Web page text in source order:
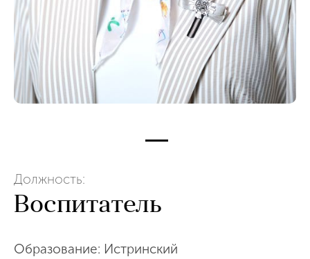
Должность:
Воспитатель
Образование: Истринский